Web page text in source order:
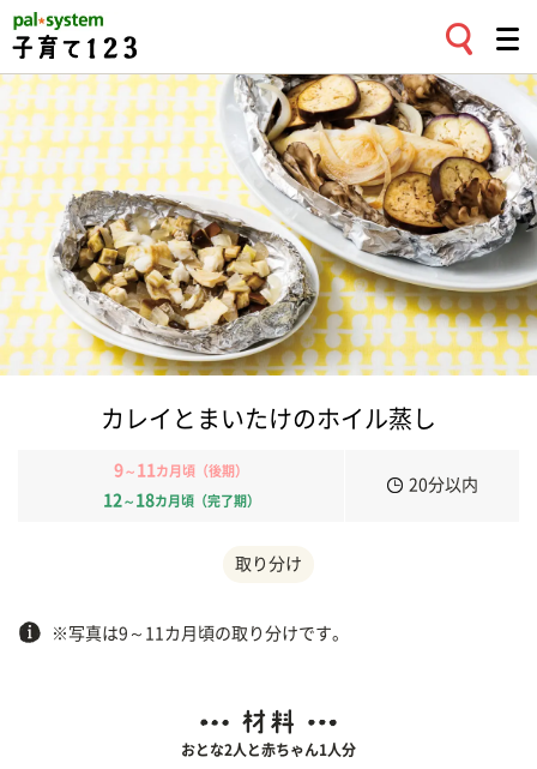
カレイとまいたけのホイル蒸し
9～ 11 カ月頃（後期）
12 ～ 18カ月頃（完了期）
20分以内
取り分け
※写真は9～11カ月頃の取り分けです。
おとな2人と赤ちゃん1人分